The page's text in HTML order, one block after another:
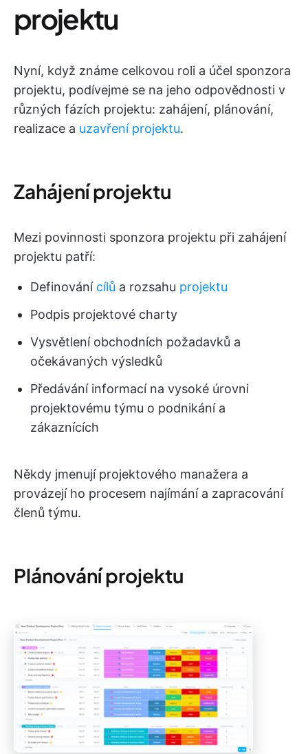
projektu
Nyní, když známe celkovou roli a účel sponzora
projektu, podívejme se na jeho odpovědnosti v
různých fázích projektu: zahájení, plánování,
realizace a uzavření projektu.
Zahájení projektu
Mezi povinnosti sponzora projektu při zahájení
projektu patří:
Definování cílů a rozsahu projektu
Podpis projektové charty
Vysvětlení obchodních požadavků a
očekávaných výsledků
Předávání informací na vysoké úrovni
projektovému týmu o podnikání a
zákaznících
Někdy jmenují projektového manažera a
provázejí ho procesem najímání a zapracování
členů týmu.
Plánování projektu